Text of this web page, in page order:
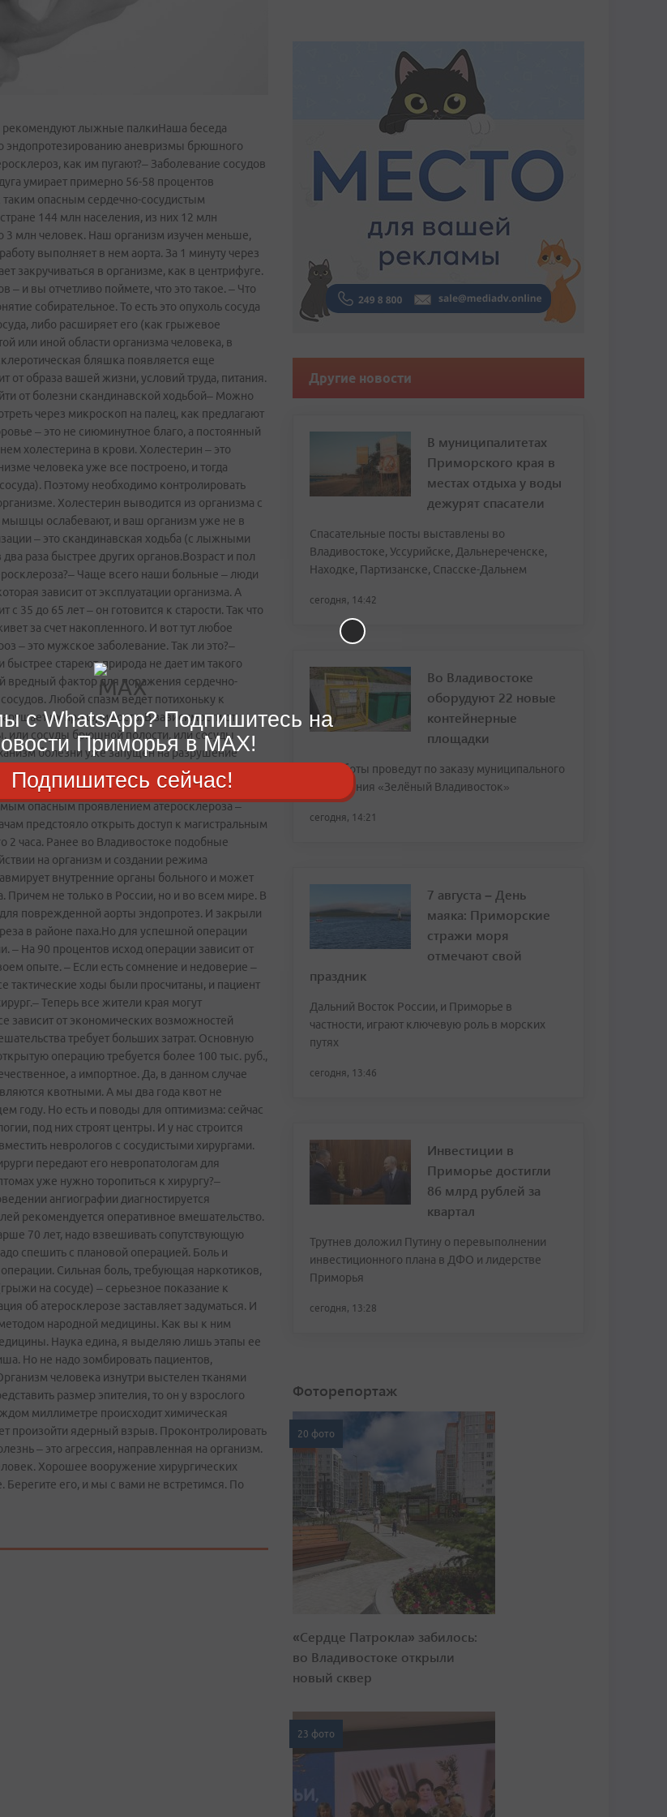
рекомендуют лыжные палкиНаша беседа
эндопротезированию аневризмы брюшного
как им пугают?– Заболевание сосудов
умирает примерно 56-58 процентов
таким опасным сердечно-сосудистым
144 млн населения, из них 12 млн
3 млн человек. Наш организм изучен меньше,
выполняет в нем аорта. За 1 минуту через
закручиваться в организме, как в центрифуге.
и вы отчетливо поймете, что это такое. – Что
собирательное. То есть это опухоль сосуда
либо расширяет его (как грыжевое
или иной области организма человека, в
бляшка появляется еще
от образа вашей жизни, условий труда, питания.
от болезни скандинавской ходьбой– Можно
через микроскоп на палец, как предлагают
– это не сиюминутное благо, а постоянный
холестерина в крови. Холестерин – это
человека уже все построено, и тогда
Поэтому необходимо контролировать
Холестерин выводится из организма с
ослабевают, и ваш организм уже не в
– это скандинавская ходьба (с лыжными
раза быстрее других органов.Возраст и пол
Чаще всего наши больные – люди
зависит от эксплуатации организма. А
35 до 65 лет – он готовится к старости. Так что
за счет накопленного. И вот тут любое
– это мужское заболевание. Так ли это?–
стареют, природа не дает им такого
вредный фактор для поражения сердечно-
Любой спазм ведет потихоньку к
их проходимость. В зависимости от
или сосуды брюшной полости, или сосуды
болезни уже запущен на разрушение
технологии по месту
вышесказанному. Хирурги 1-й
опасным проявлением атеросклероза –
предстояло открыть доступ к магистральным
2 часа. Ранее во Владивостоке подобные
на организм и создании режима
внутренние органы больного и может
Причем не только в России, но и во всем мире. В
поврежденной аорты эндопротез. И закрыли
в районе паха.Но для успешной операции
– На 90 процентов исход операции зависит от
опыте. – Если есть сомнение и недоверие –
тактические ходы были просчитаны, и пациент
Теперь все жители края могут
зависит от экономических возможностей
требует больших затрат. Основную
операцию требуется более 100 тыс. руб.,
а импортное. Да, в данном случае
квотными. А мы два года квот не
году. Но есть и поводы для оптимизма: сейчас
под них строят центры. И у нас строится
неврологов с сосудистыми хирургами.
передают его невропатологам для
уже нужно торопиться к хирургу?–
ангиографии диагностируется
рекомендуется оперативное вмешательство.
70 лет, надо взвешивать сопутствующую
спешить с плановой операцией. Боль и
Сильная боль, требующая наркотиков,
на сосуде) – серьезное показание к
об атеросклерозе заставляет задуматься. И
методом народной медицины. Как вы к ним
Наука едина, я выделяю лишь этапы ее
Но не надо зомбировать пациентов,
человека изнутри выстелен тканями
размер эпителия, то он у взрослого
миллиметре происходит химическая
произойти ядерный взрыв. Проконтролировать
– это агрессия, направленная на организм.
Хорошее вооружение хирургических
его, и мы с вами не встретимся. По
Другие новости
В муниципалитетах
Приморского края в
местах отдыха у воды
дежурят спасатели
Спасательные посты выставлены во
Владивостоке, Уссурийске, Дальнереченске,
Находке, Партизанске, Спасске-Дальнем
сегодня, 14:42
Во Владивостоке
оборудуют 22 новые
контейнерные
площадки
Эти работы проведут по заказу муниципального
учреждения «Зелёный Владивосток»
сегодня, 14:21
7 августа – День
маяка: Приморские
стражи моря
отмечают свой
праздник
Дальний Восток России, и Приморье в
частности, играют ключевую роль в морских
путях
сегодня, 13:46
Инвестиции в
Приморье достигли
86 млрд рублей за
квартал
Трутнев доложил Путину о перевыполнении
инвестиционного плана в ДФО и лидерстве
Приморья
сегодня, 13:28
Фоторепортаж
20 фото
«Сердце Патрокла» забилось:
во Владивостоке открыли
новый сквер
23 фото
с WhatsApp? Подпишитесь на
Приморья в MAX!
Подпишитесь сейчас!